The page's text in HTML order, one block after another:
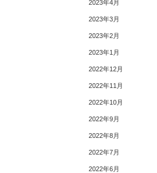
2023年4月
2023年3月
2023年2月
2023年1月
2022年12月
2022年11月
2022年10月
2022年9月
2022年8月
2022年7月
2022年6月